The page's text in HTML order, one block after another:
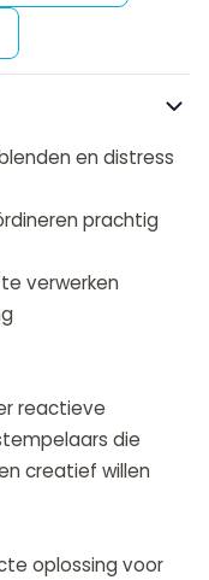
en distress
prachtig
verwerken
reactieve
die
creatief willen
oplossing voor